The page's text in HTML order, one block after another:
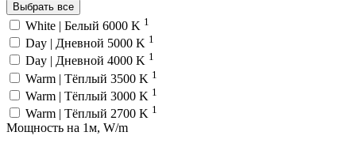
Выбрать все
White | Белый 6000 K 1
Day | Дневной 5000 K 1
Day | Дневной 4000 K 1
Warm | Тёплый 3500 K 1
Warm | Тёплый 3000 K 1
Warm | Тёплый 2700 K 1
Мощность на 1м, W/m